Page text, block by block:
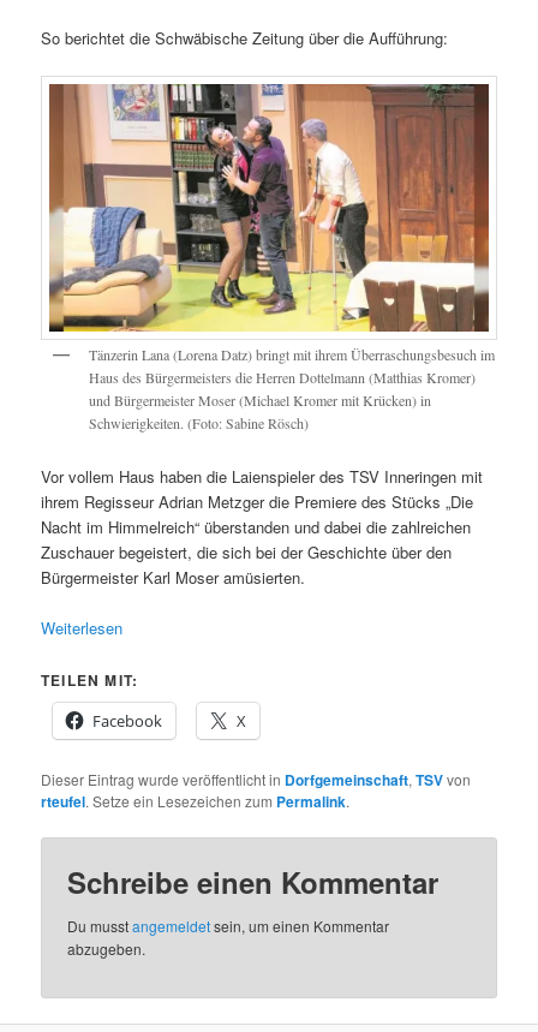
So berichtet die Schwäbische Zeitung über die Aufführung:
Tänzerin Lana (Lorena Datz) bringt mit ihrem Überraschungsbesuch im
Haus des Bürgermeisters die Herren Dottelmann (Matthias Kromer)
und Bürgermeister Moser (Michael Kromer mit Krücken) in
Schwierigkeiten. (Foto: Sabine Rösch)
Vor vollem Haus haben die Laienspieler des TSV Inneringen mit
ihrem Regisseur Adrian Metzger die Premiere des Stücks „Die
Nacht im Himmelreich“ überstanden und dabei die zahlreichen
Zuschauer begeistert, die sich bei der Geschichte über den
Bürgermeister Karl Moser amüsierten.
Weiterlesen
TEILEN MIT:
Facebook
X
Dieser Eintrag wurde veröffentlicht in Dorfgemeinschaft,TSVvon
rteufel. Setze ein Lesezeichen zum Permalink.
Schreibe einen Kommentar
Du musstangemeldetsein, um einen Kommentar
abzugeben.